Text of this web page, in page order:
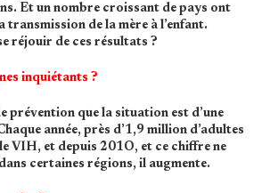
Et un nombre croissant de pays ont
transmission de la mère à l’enfant.
réjouir de ces résultats ?
inquiétants ?
prévention que la situation est d’une
année, près d’1,9 million d’adultes
VIH, et depuis 201O, et ce chiffre ne
certaines régions, il augmente.